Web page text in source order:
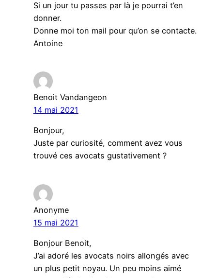
Si un jour tu passes par là je pourrai t’en
donner.
Donne moi ton mail pour qu’on se contacte.
Antoine
Benoit Vandangeon
14 mai 2021
Bonjour,
Juste par curiosité, comment avez vous
trouvé ces avocats gustativement ?
Anonyme
15 mai 2021
Bonjour Benoit,
J’ai adoré les avocats noirs allongés avec
un plus petit noyau. Un peu moins aimé